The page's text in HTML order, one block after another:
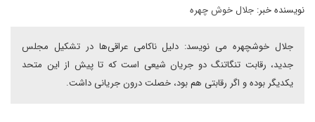
نویسنده خبر: جلال خوش چهره
جلال خوشچهره می نویسد: دلیل ناکامی عراقی‌ها در تشکیل مجلس
جدید، رقابت تنگاتنگ دو جریان شیعی است که تا پیش از این متحد
یکدیگر بوده و اگر رقابتی هم بود، خصلت درون جریانی داشت.